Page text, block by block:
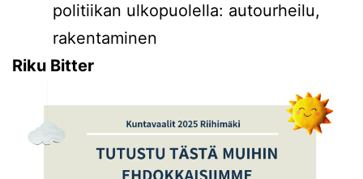
politiikan ulkopuolella: autourheilu,
rakentaminen
Riku Bitter